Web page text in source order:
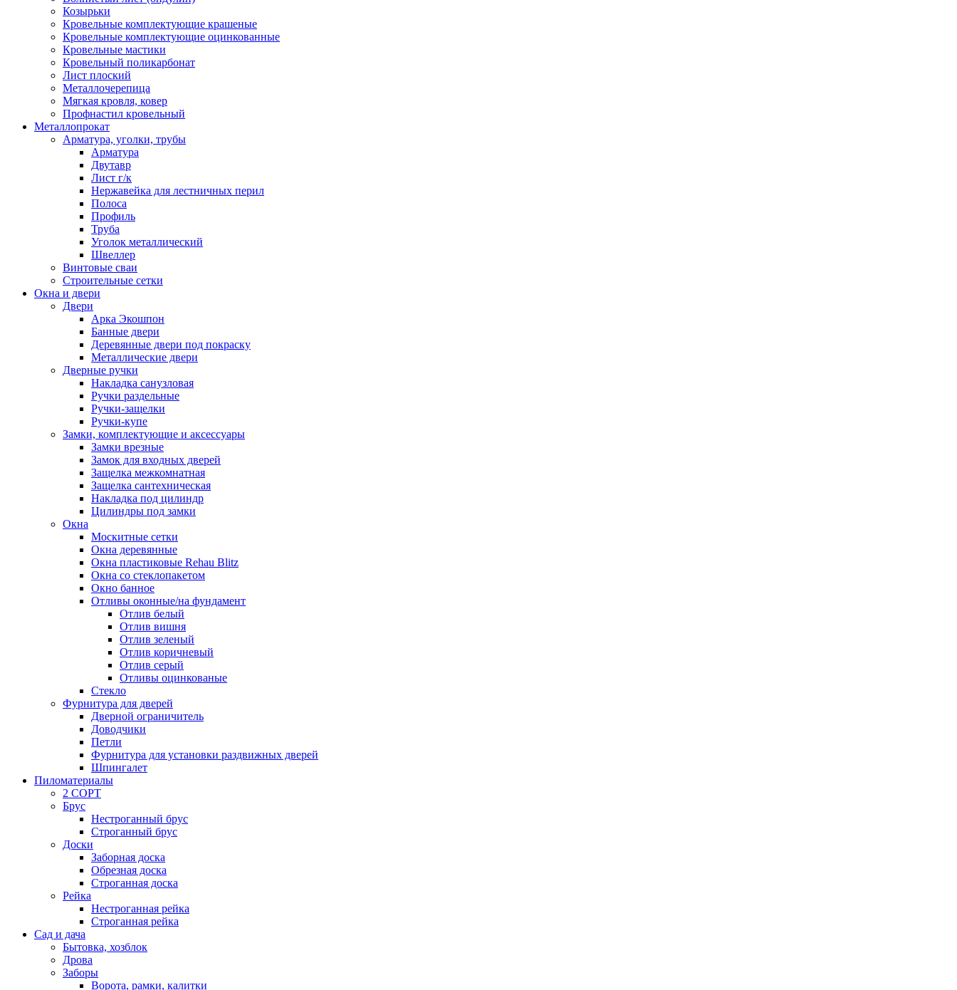
Козырьки
Кровельные комплектующие крашеные
Кровельные комплектующие оцинкованные
Кровельные мастики
Кровельный поликарбонат
Лист плоский
Металлочерепица
Мягкая кровля, ковер
Профнастил кровельный
Металлопрокат
Арматура, уголки, трубы
Арматура
Двутавр
Лист г/к
Нержавейка для лестничных перил
Полоса
Профиль
Труба
Уголок металлический
Швеллер
Винтовые сваи
Строительные сетки
Окна и двери
Двери
Арка Экошпон
Банные двери
Деревянные двери под покраску
Металлические двери
Дверные ручки
Накладка санузловая
Ручки раздельные
Ручки-защелки
Ручки-купе
Замки, комплектующие и аксессуары
Замки врезные
Замок для входных дверей
Защелка межкомнатная
Защелка сантехническая
Накладка под цилиндр
Цилиндры под замки
Окна
Москитные сетки
Окна деревянные
Окна пластиковые Rehau Blitz
Окна со стеклопакетом
Окно банное
Отливы оконные/на фундамент
Отлив белый
Отлив вишня
Отлив зеленый
Отлив коричневый
Отлив серый
Отливы оцинкованые
Стекло
Фурнитура для дверей
Дверной ограничитель
Доводчики
Петли
Фурнитура для установки раздвижных дверей
Шпингалет
Пиломатериалы
2 СОРТ
Брус
Нестроганный брус
Строганный брус
Доски
Заборная доска
Обрезная доска
Строганная доска
Рейка
Нестроганная рейка
Строганная рейка
Сад и дача
Бытовка, хозблок
Дрова
Заборы
Ворота, рамки, калитки